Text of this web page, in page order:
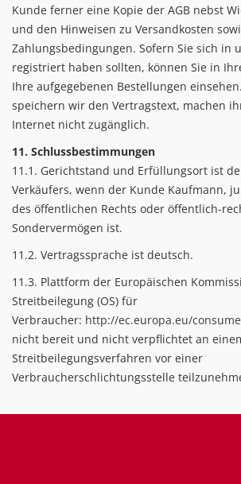
Kunde ferner eine Kopie der AGB nebst
und den Hinweisen zu Versandkosten
Zahlungsbedingungen. Sofern Sie sich in
registriert haben sollten, können Sie in
Ihre aufgegebenen Bestellungen
speichern wir den Vertragstext, machen
Internet nicht zugänglich.
11. Schlussbestimmungen
11.1. Gerichtstand und Erfüllungsort ist
Verkäufers, wenn der Kunde Kaufmann,
des öffentlichen Rechts oder öffentlich-
Sondervermögen ist.
11.2. Vertragssprache ist deutsch.
11.3. Plattform der Europäischen
Streitbeilegung (OS) für
Verbraucher: http://ec.europa.eu/
nicht bereit und nicht verpflichtet an
Streitbeilegungsverfahren vor einer
Verbraucherschlichtungsstelle